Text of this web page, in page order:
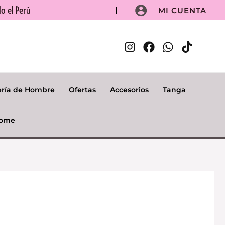
el Perú MI CUENTA
de Hombre Ofertas Accesorios Tanga